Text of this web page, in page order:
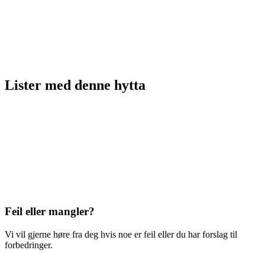
Lister med denne hytta
Feil eller mangler?
Vi vil gjerne høre fra deg hvis noe er feil eller du har forslag til
forbedringer.